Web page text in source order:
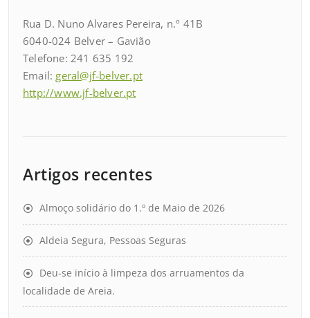
Rua D. Nuno Alvares Pereira, n.º 41B
6040-024 Belver – Gavião
Telefone: 241 635 192
Email: geral@jf-belver.pt
http://www.jf-belver.pt
Artigos recentes
Almoço solidário do 1.º de Maio de 2026
Aldeia Segura, Pessoas Seguras
Deu-se início à limpeza dos arruamentos da
localidade de Areia.